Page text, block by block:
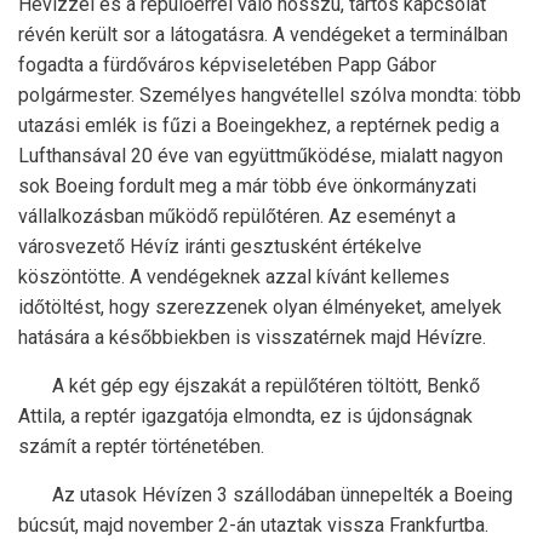
révén került sor a látogatásra. A vendégeket a terminálban
fogadta a fürdőváros képviseletében Papp Gábor
polgármester. Személyes hangvétellel szólva mondta: több
utazási emlék is fűzi a Boeingekhez, a reptérnek pedig a
Lufthansával 20 éve van együttműködése, mialatt nagyon
sok Boeing fordult meg a már több éve önkormányzati
vállalkozásban működő repülőtéren. Az eseményt a
városvezető Hévíz iránti gesztusként értékelve
köszöntötte. A vendégeknek azzal kívánt kellemes
időtöltést, hogy szerezzenek olyan élményeket, amelyek
hatására a későbbiekben is visszatérnek majd Hévízre.
A két gép egy éjszakát a repülőtéren töltött, Benkő
Attila, a reptér igazgatója elmondta, ez is újdonságnak
számít a reptér történetében.
Az utasok Hévízen 3 szállodában ünnepelték a Boeing
búcsút, majd november 2-án utaztak vissza Frankfurtba.